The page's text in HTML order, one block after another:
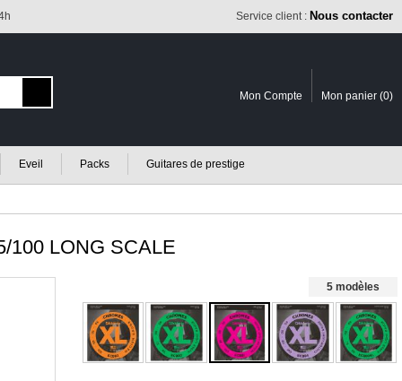
Service client : Nous contacter
Mon Compte Mon panier (0)
Eveil Packs Guitares de prestige
100 LONG SCALE
5 modèles